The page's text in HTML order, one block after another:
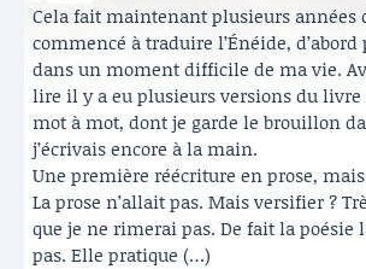
Cela fait maintenant plusieurs années
commencé à traduire l’Énéide,
dans un moment difficile de ma vie.
lire il y a eu plusieurs versions du
mot à mot, dont je garde le brouillon
j’écrivais encore à la main.
Une première réécriture en prose,
La prose n’allait pas. Mais versifier ?
que je ne rimerai pas. De fait la
pas. Elle pratique (…)